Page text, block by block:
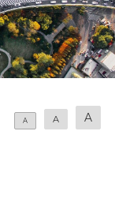
A A A